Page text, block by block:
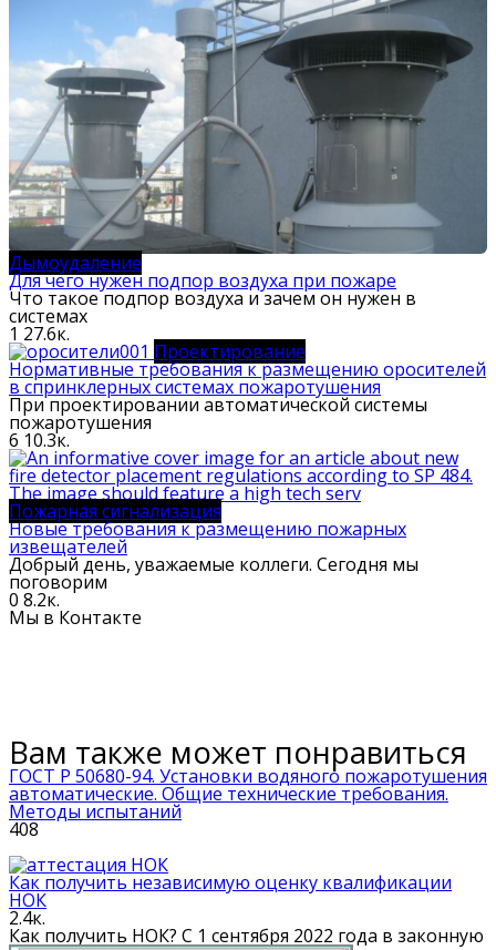
Дымоудаление
Для чего нужен подпор воздуха при пожаре
Что такое подпор воздуха и зачем он нужен в
системах
1 27.6к.
Проектирование
Нормативные требования к размещению оросителей
в спринклерных системах пожаротушения
При проектировании автоматической системы
пожаротушения
6 10.3к.
Пожарная сигнализация
Новые требования к размещению пожарных
извещателей
Добрый день, уважаемые коллеги. Сегодня мы
поговорим
0 8.2к.
Мы в Контакте
Вам также может понравиться
ГОСТ Р 50680-94. Установки водяного пожаротушения
автоматические. Общие технические требования.
Методы испытаний
408
Как получить независимую оценку квалификации
НОК
2.4к.
Как получить НОК? С 1 сентября 2022 года в законную